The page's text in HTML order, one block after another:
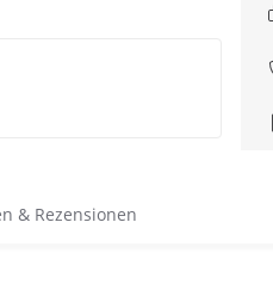
& Rezensionen